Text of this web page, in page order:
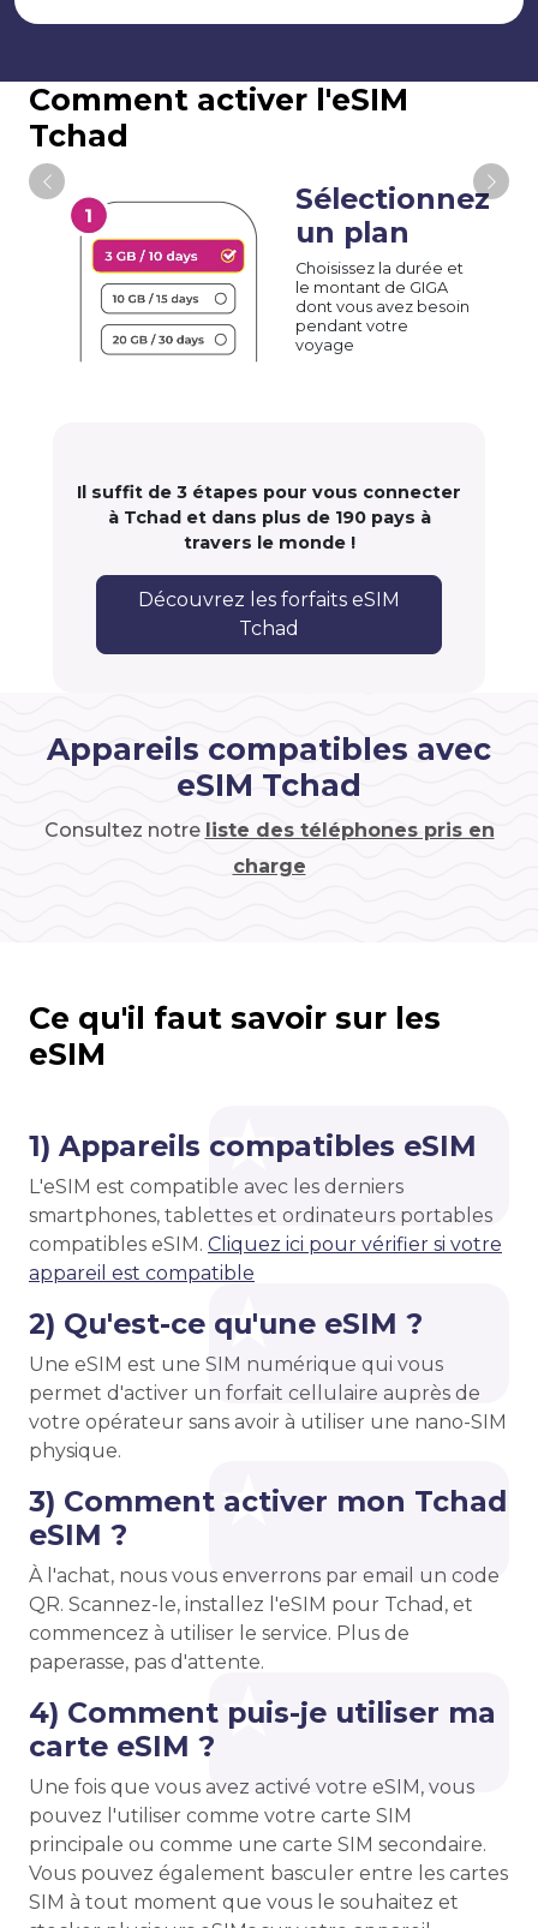
Comment activer l'eSIM
Tchad
Sélectionnez
un plan
Choisissez la durée et
le montant de GIGA
dont vous avez besoin
pendant votre
voyage
Il suffit de 3 étapes pour vous connecter
à Tchad et dans plus de 190 pays à
travers le monde !
Découvrez les forfaits eSIM
Tchad
Appareils compatibles avec
eSIM Tchad
Consultez notre liste des téléphones pris en
charge
Ce qu'il faut savoir sur les
eSIM
1) Appareils compatibles eSIM
L'eSIM est compatible avec les derniers
smartphones, tablettes et ordinateurs portables
compatibles eSIM. Cliquez ici pour vérifier si votre
appareil est compatible
2) Qu'est-ce qu'une eSIM ?
Une eSIM est une SIM numérique qui vous
permet d'activer un forfait cellulaire auprès de
votre opérateur sans avoir à utiliser une nano-SIM
physique.
3) Comment activer mon Tchad
eSIM ?
À l'achat, nous vous enverrons par email un code
QR. Scannez-le, installez l'eSIM pour Tchad, et
commencez à utiliser le service. Plus de
paperasse, pas d'attente.
4) Comment puis-je utiliser ma
carte eSIM ?
Une fois que vous avez activé votre eSIM, vous
pouvez l'utiliser comme votre carte SIM
principale ou comme une carte SIM secondaire.
Vous pouvez également basculer entre les cartes
SIM à tout moment que vous le souhaitez et